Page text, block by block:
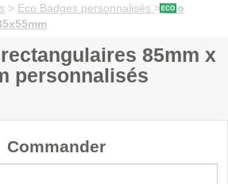
> Eco Badges personnalisés >Eco
85mm x
personnalisés
Commander